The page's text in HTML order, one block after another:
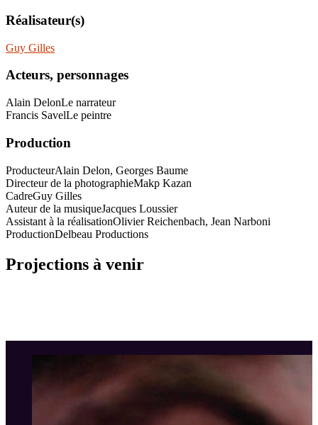
Réalisateur(s)
Guy Gilles
Acteurs, personnages
Alain DelonLe narrateur
Francis SavelLe peintre
Production
ProducteurAlain Delon, Georges Baume
Directeur de la photographieMakp Kazan
CadreGuy Gilles
Auteur de la musiqueJacques Loussier
Assistant à la réalisationOlivier Reichenbach, Jean Narboni
ProductionDelbeau Productions
Projections à venir